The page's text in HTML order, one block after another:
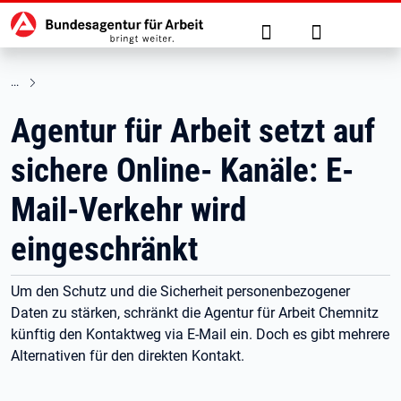
zu den Hauptinhalten springen
Hauptnavigation Suche Anmelden
Agentur für Arbeit setzt auf
sichere Online- Kanäle: E-
Mail-Verkehr wird
eingeschränkt
Um den Schutz und die Sicherheit personenbezogener
Daten zu stärken, schränkt die Agentur für Arbeit Chemnitz
künftig den Kontaktweg via E-Mail ein. Doch es gibt mehrere
Alternativen für den direkten Kontakt.